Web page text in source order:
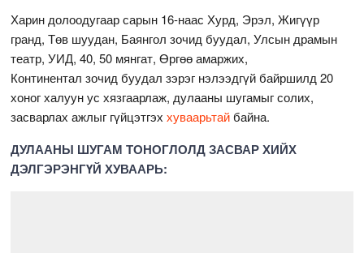
Харин долоодугаар сарын 16-наас Хурд, Эрэл, Жигүүр
гранд, Төв шуудан, Баянгол зочид буудал, Улсын драмын
театр, УИД, 40, 50 мянгат, Өргөө амаржих,
Континентал зочид буудал зэрэг нэлээдгүй байршилд 20
хоног халуун ус хязгаарлаж, дулааны шугамыг солих,
засварлах ажлыг гүйцэтгэххуваарьтайбайна.
ДУЛААНЫ ШУГАМ ТОНОГЛОЛД ЗАСВАР ХИЙХ
ДЭЛГЭРЭНГҮЙ ХУВААРЬ: